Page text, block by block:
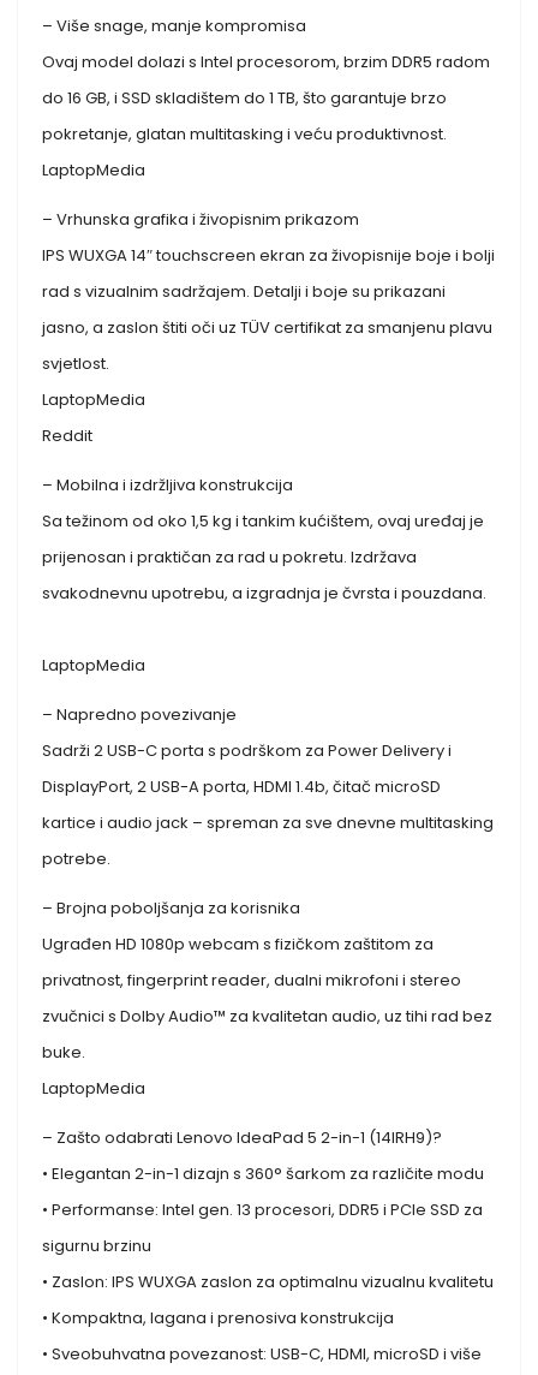
– Više snage, manje kompromisa
Ovaj model dolazi s Intel procesorom, brzim DDR5 radom
do 16 GB, i SSD skladištem do 1 TB, što garantuje brzo
pokretanje, glatan multitasking i veću produktivnost.
LaptopMedia
– Vrhunska grafika i živopisnim prikazom
IPS WUXGA 14″ touchscreen ekran za živopisnije boje i bolji
rad s vizualnim sadržajem. Detalji i boje su prikazani
jasno, a zaslon štiti oči uz TÜV certifikat za smanjenu plavu
svjetlost.
LaptopMedia
Reddit
– Mobilna i izdržljiva konstrukcija
Sa težinom od oko 1,5 kg i tankim kućištem, ovaj uređaj je
prijenosan i praktičan za rad u pokretu. Izdržava
svakodnevnu upotrebu, a izgradnja je čvrsta i pouzdana.
LaptopMedia
– Napredno povezivanje
Sadrži 2 USB-C porta s podrškom za Power Delivery i
DisplayPort, 2 USB-A porta, HDMI 1.4b, čitač microSD
kartice i audio jack – spreman za sve dnevne multitasking
potrebe.
– Brojna poboljšanja za korisnika
Ugrađen HD 1080p webcam s fizičkom zaštitom za
privatnost, fingerprint reader, dualni mikrofoni i stereo
zvučnici s Dolby Audio™ za kvalitetan audio, uz tihi rad bez
buke.
LaptopMedia
– Zašto odabrati Lenovo IdeaPad 5 2-in-1 (14IRH9)?
• Elegantan 2-in-1 dizajn s 360° šarkom za različite modu
• Performanse: Intel gen. 13 procesori, DDR5 i PCIe SSD za
sigurnu brzinu
• Zaslon: IPS WUXGA zaslon za optimalnu vizualnu kvalitetu
• Kompaktna, lagana i prenosiva konstrukcija
• Sveobuhvatna povezanost: USB-C, HDMI, microSD i više